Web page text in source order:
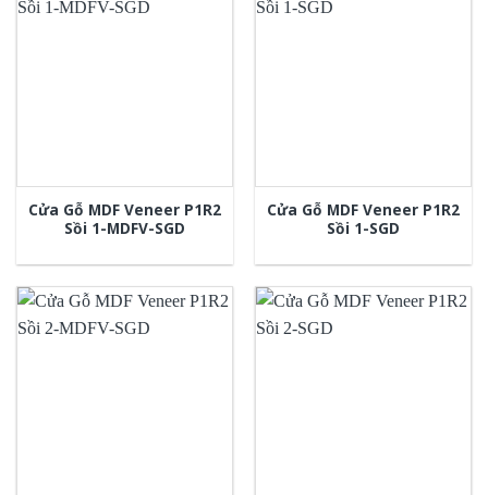
Cửa Gỗ MDF Veneer P1R2
Sồi 1-MDFV-SGD
Cửa Gỗ MDF Veneer P1R2
Sồi 1-SGD